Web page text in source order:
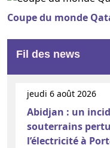
Coupe du monde
Fil des news
jeudi 6 août 2026
Abidjan : un
souterrains
l’électricité à